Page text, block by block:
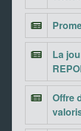
La
Offre